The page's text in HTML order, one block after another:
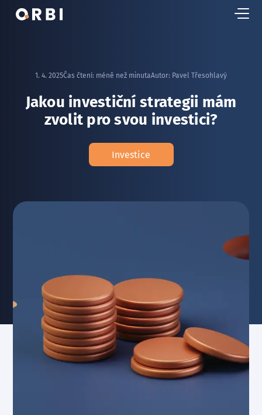
1. 4. 2025Čas čtení: méně než minutaAutor: Pavel Třesohlavý
Jakou investiční strategii mám
zvolit pro svou investici?
Investice